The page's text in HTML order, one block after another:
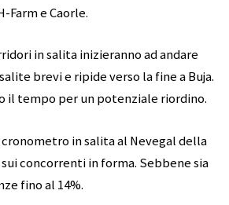
Farm e Caorle.
in salita inizieranno ad andare
brevi e ripide verso la fine a Buja.
il tempo per un potenziale riordino.
cronometro in salita al Nevegal della
concorrenti in forma. Sebbene sia
fino al 14%.